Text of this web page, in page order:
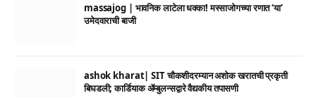
massajog | भावनिक लाटेला धक्का! मस्साजोगच्या रणात ‘या’
उमेदवाराची बाजी
ashok kharat| SIT चौकशीदरम्यान अशोक खरातची प्रकृती
बिघडली; कार्डियाक ॲम्बुलन्सद्वारे वैद्यकीय तपासणी